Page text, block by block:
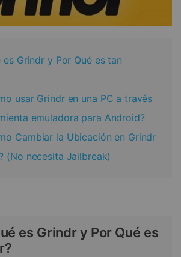
es Grindr y Por Qué es tan
usar Grindr en una PC a través
emuladora para Android?
Cambiar la Ubicación en Grindr
(No necesita Jailbreak)
es Grindr y Por Qué es